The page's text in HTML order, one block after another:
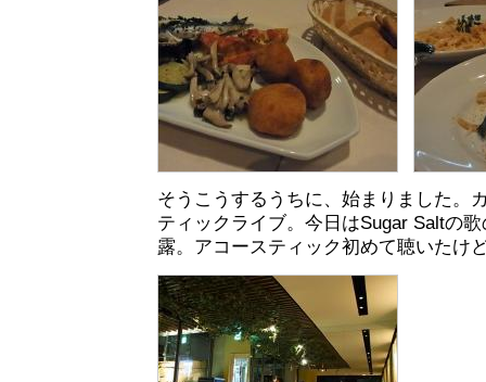
そうこうするうちに、始まりました。
ティックライブ。今日はSugar Saltの
露。アコースティック初めて聴いたけ